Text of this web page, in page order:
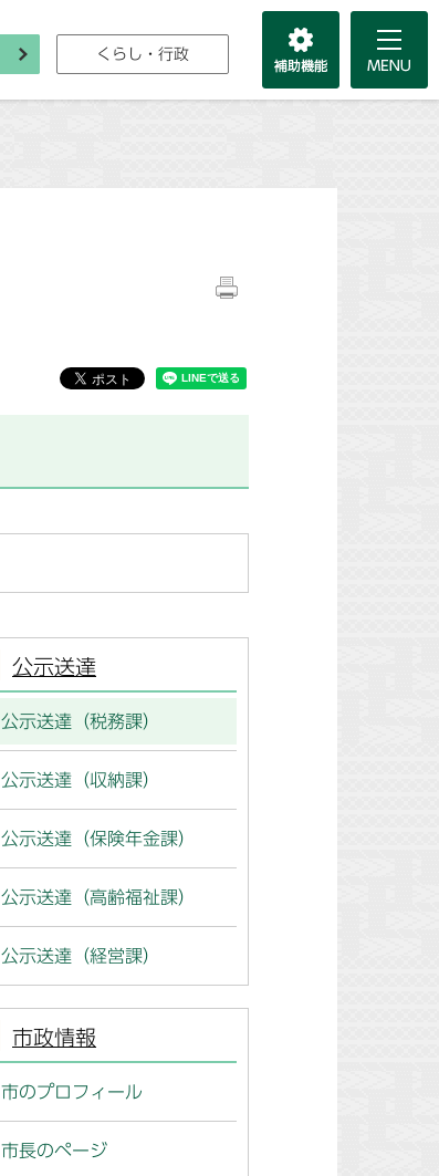
くらし・行政
公示送達
公示送達（税務課）
公示送達（収納課）
公示送達（保険年金課）
公示送達（高齢福祉課）
公示送達（経営課）
市政情報
市のプロフィール
市長のページ